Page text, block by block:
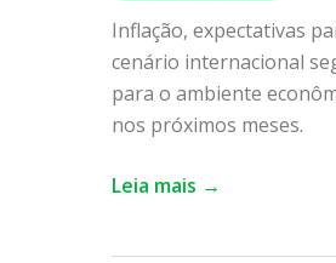
Inflação, expectativas
cenário internacional
para o ambiente
nos próximos meses.
inflação,
juros
oportunidades
investimento
Leia mais →